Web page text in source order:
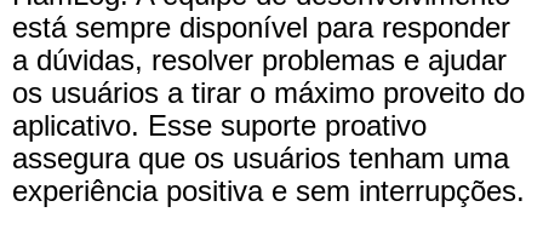
está sempre disponível para responder
a dúvidas, resolver problemas e ajudar
os usuários a tirar o máximo proveito do
aplicativo. Esse suporte proativo
assegura que os usuários tenham uma
experiência positiva e sem interrupções.